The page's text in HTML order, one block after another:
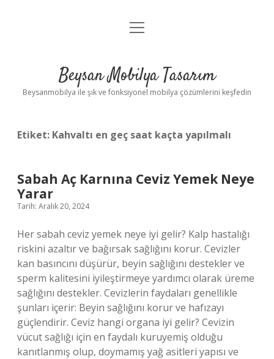
Anasayfa
Yasal Uyarı
menüyü
Beysan Mobilya Tasarım
Beysanmobilya ile şık ve fonksiyonel mobilya çözümlerini keşfedin
Etiket: Kahvaltı en geç saat kaçta yapılmalı
Sabah Aç Karnına Ceviz Yemek Neye
Yarar
Tarih: Aralık 20, 2024
Her sabah ceviz yemek neye iyi gelir? Kalp hastalığı
riskini azaltır ve bağırsak sağlığını korur. Cevizler
kan basıncını düşürür, beyin sağlığını destekler ve
sperm kalitesini iyileştirmeye yardımcı olarak üreme
sağlığını destekler. Cevizlerin faydaları genellikle
şunları içerir: Beyin sağlığını korur ve hafızayı
güçlendirir. Ceviz hangi organa iyi gelir? Cevizin
vücut sağlığı için en faydalı kuruyemiş olduğu
kanıtlanmış olup, doymamış yağ asitleri yapısı ve